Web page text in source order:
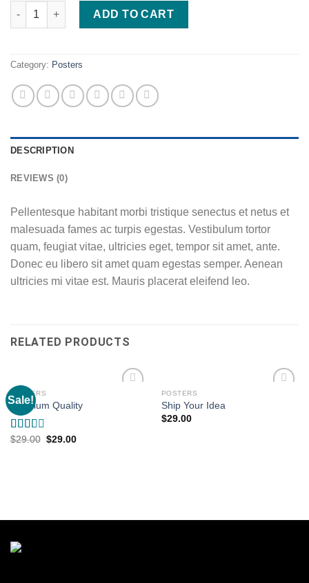
Woo Logo quantity
ADD TO CART
Category: Posters
DESCRIPTION
REVIEWS (0)
Pellentesque habitant morbi tristique senectus et netus et
malesuada fames ac turpis egestas. Vestibulum tortor
quam, feugiat vitae, ultricies eget, tempor sit amet, ante.
Donec eu libero sit amet quam egestas semper. Aenean
ultricies mi vitae est. Mauris placerat eleifend leo.
RELATED PRODUCTS
Sale!
POSTERS
Premium Quality
Rated
$29.00 $29.00
POSTERS
Ship Your Idea
$29.00